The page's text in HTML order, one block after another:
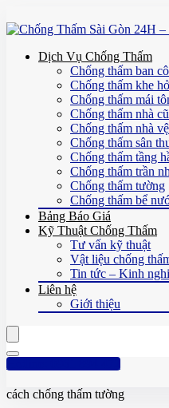
Dịch Vụ Chống Thấm
Chống thấm ban
Chống thấm khe
Chống thấm mái
Chống thấm nhà cũ
Chống thấm nhà
Chống thấm sân
Chống thấm tầng
Chống thấm trần
Chống thấm tường
Chống thấm bể
Bảng Báo Giá
Kỹ Thuật Chống Thấm
Tư vấn kỹ thuật
Vật liệu chống
Tin tức – Kinh
Liên hệ
Giới thiệu
Hotline: 0961 894 472
cách chống thấm tường